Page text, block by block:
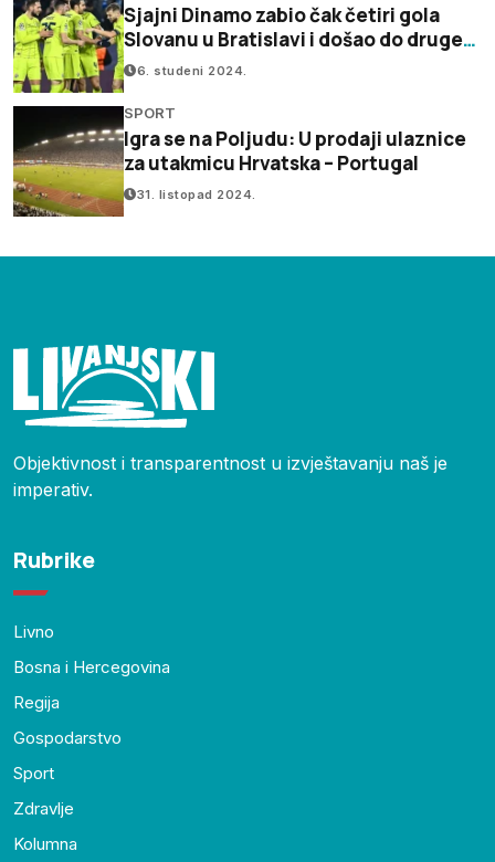
Sjajni Dinamo zabio čak četiri gola
Slovanu u Bratislavi i došao do druge
uzastopne pobjede
6. studeni 2024.
SPORT
Igra se na Poljudu: U prodaji ulaznice
za utakmicu Hrvatska – Portugal
31. listopad 2024.
Objektivnost i transparentnost u izvještavanju naš je
imperativ.
Rubrike
Livno
Bosna i Hercegovina
Regija
Gospodarstvo
Sport
Zdravlje
Kolumna